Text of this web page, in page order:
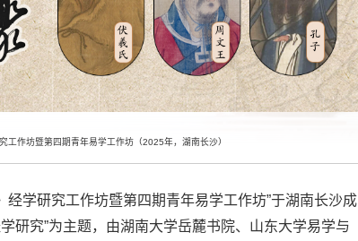
工作坊暨第四期青年易学工作坊（2025年，湖南长沙）
学研究工作坊暨第四期青年易学工作坊”于湖南长沙成
研究”为主题，由湖南大学岳麓书院、山东大学易学与